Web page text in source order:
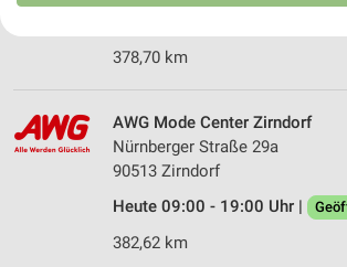
378,70 km
AWG Mode Center Zirndorf
Nürnberger Straße 29a
90513 Zirndorf
Heute 09:00 - 19:00 Uhr |
382,62 km
Website/App.
Partnerliste anzeigen (1 IAB-Anbieter)
IAB-Verarbeitungszwecke:
Speichern von oder Zugriff auf Informationen
auf einem Endgerät
Verwendung reduzierter Daten zur Auswahl
Werbeanzeigen